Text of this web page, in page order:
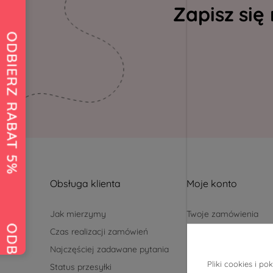
Zapisz
Obsługa klienta
Jak mierzymy
Czas realizacji zamówień
Najczęściej zadawane pytania
Status przesyłki
Moje konto
Twoje zamówienia
Pliki cookies i